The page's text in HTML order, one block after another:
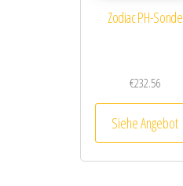
Zodiac PH-Sonde
€232.56
Siehe Angebot